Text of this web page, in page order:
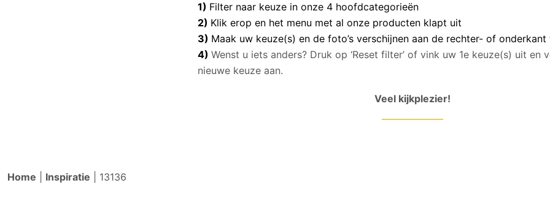
1) Filter naar keuze in onze 4 hoofdcategorieën
2) Klik erop en het menu met al onze producten klapt uit
3) Maak uw keuze(s) en de foto’s verschijnen aan de rechter- of onderkant
4) Wenst u iets anders? Druk op ‘Reset filter’ of vink uw 1e keuze(s) uit en
nieuwe keuze aan.
Veel kijkplezier!
Home Inspiratie 13136